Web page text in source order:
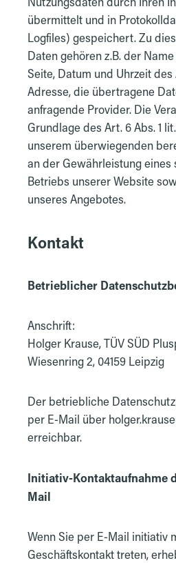
übermittelt und in
Logfiles) gespeichert. Zu
Daten gehören z.B. der
Seite, Datum und Uhrzeit des
Adresse, die übertragene
anfragende Provider. Die
Grundlage des Art. 6 Abs. 1
unserem überwiegenden
an der Gewährleistung eines
Betriebs unserer Website
unseres Angebotes.
Kontakt
Betrieblicher
Anschrift:
Holger Krause, TÜV SÜD
Wiesenring 2, 04159 Leipzig
Der betriebliche
per E-Mail über
erreichbar.
Initiativ-Kontaktaufnahme
Mail
Wenn Sie per E-Mail initiativ
Geschäftskontakt treten,